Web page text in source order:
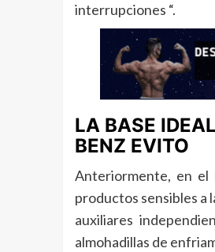
interrupciones “.
LA BASE
BENZ EVITO
Anteriormente, en el
productos sensibles a
auxiliares
almohadillas de